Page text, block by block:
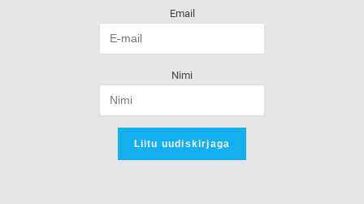
Email
Nimi
Liitu uudiskirjaga